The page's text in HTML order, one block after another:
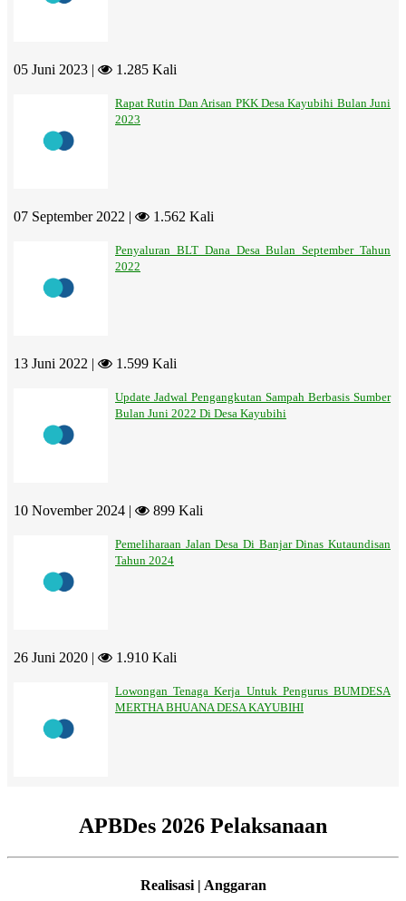
05 Juni 2023 | 1.285 Kali
Rapat Rutin Dan Arisan PKK Desa Kayubihi Bulan Juni
2023
07 September 2022 | 1.562 Kali
Penyaluran BLT Dana Desa Bulan September Tahun
2022
13 Juni 2022 | 1.599 Kali
Update Jadwal Pengangkutan Sampah Berbasis Sumber
Bulan Juni 2022 Di Desa Kayubihi
10 November 2024 | 899 Kali
Pemeliharaan Jalan Desa Di Banjar Dinas Kutaundisan
Tahun 2024
26 Juni 2020 | 1.910 Kali
Lowongan Tenaga Kerja Untuk Pengurus BUMDESA
MERTHA BHUANA DESA KAYUBIHI
APBDes 2026 Pelaksanaan
Realisasi | Anggaran